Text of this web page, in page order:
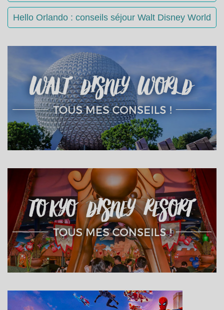
Hello Orlando : conseils séjour Walt Disney World